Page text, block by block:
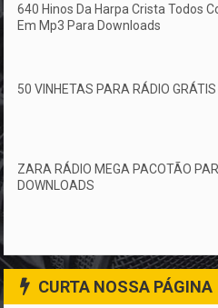
640 Hinos Da Harpa Crista Todos
Em Mp3 Para Downloads
50 VINHETAS PARA RÁDIO GRÁTIS
ZARA RÁDIO MEGA PACOTÃO
DOWNLOADS
CURTA NOSSA PÁGINA